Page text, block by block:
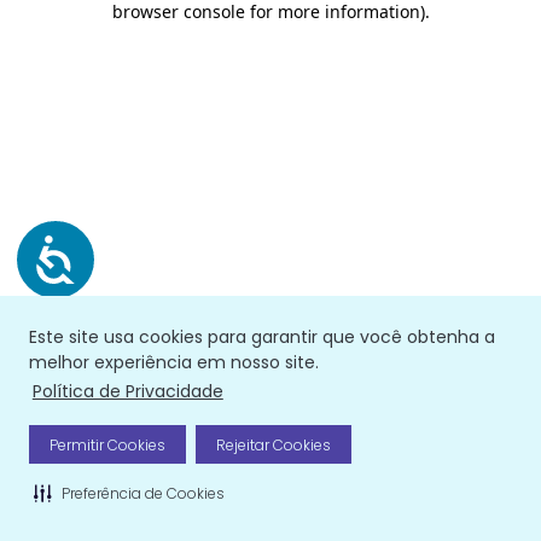
Este site usa cookies para garantir que você obtenha a
melhor experiência em nosso site.
Política de Privacidade
Permitir Cookies Rejeitar Cookies
Preferência de Cookies
browser console for more information).